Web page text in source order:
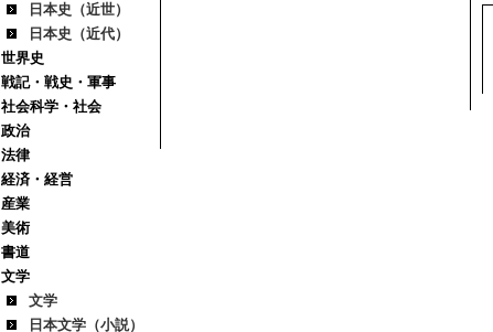
日本史（近世）
日本史（近代）
世界史
戦記・戦史・軍事
社会科学・社会
政治
法律
経済・経営
産業
美術
書道
文学
文学
日本文学（小説）